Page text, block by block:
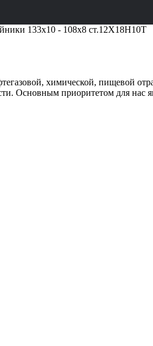
133х10 - 108х8 ст.12Х18Н10Т
химической, пищевой
Основным приоритетом для нас